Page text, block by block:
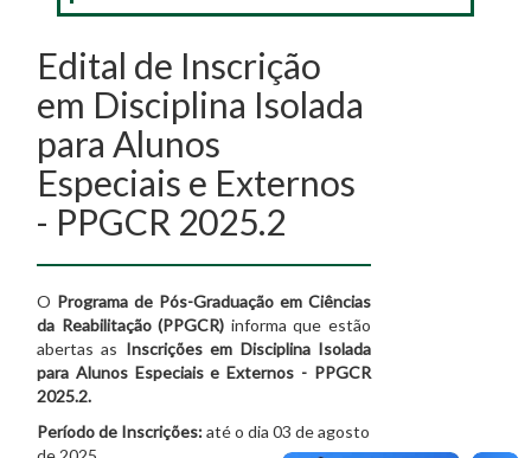
Edital de Inscrição
em Disciplina Isolada
para Alunos
Especiais e Externos
- PPGCR 2025.2
O Programa de Pós-Graduação em Ciências
da Reabilitação (PPGCR) informa que estão
abertas as Inscrições em Disciplina Isolada
para Alunos Especiais e Externos - PPGCR
2025.2.
Período de Inscrições:até o dia 03 de agosto